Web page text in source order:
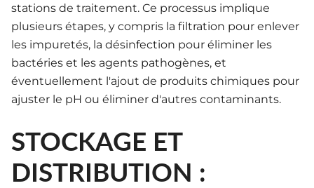
stations de traitement. Ce processus implique
plusieurs étapes, y compris la filtration pour enlever
les impuretés, la désinfection pour éliminer les
bactéries et les agents pathogènes, et
éventuellement l'ajout de produits chimiques pour
ajuster le pH ou éliminer d'autres contaminants.
STOCKAGE ET
DISTRIBUTION :